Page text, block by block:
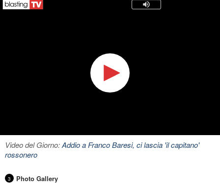
Video del Giorno:Addio a Franco Baresi, ci lascia 'il capitano'
rossonero
3 Photo Gallery